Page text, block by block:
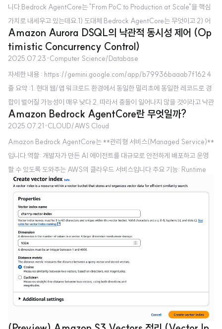
ent Manager 포지션으로 이직했습니다.제 멘토링은 국내에서 외국계 테크 기
업을 목표로 하는 신입/Early ..
니다.Bedrock AgentCore는 "From PoC to Production at Scale"을 핵심
가치로 내세우고 있는데요.1) 도대체 Bedrock AgentCore는 무엇이고 2) 어
떻게 PoC부터 Production까지, 그것도 대규모로 에이전트 서비스를 운영 할
수 있다는걸까요? AgentCore를 활용해 Context-Aware Meeting Assista
nt를 만들어보면서, Bedrock AgentCore를 이해해보겠습니다. 시나리오여
러분은 AnyCompany사의 개발자입니다. 그런데, 여러분 회사의 세일즈팀의
이직율이 너무 높아서, 고객 히스토리에 대한 인수 인계가 잘 안되고 있습니다.
담당 ..
Amazon Aurora DSQL의 낙관적 동시성 제어 (Op
timistic Concurrency Control)
2025.07.23 ·Computer Science/Database
자세한 내용 : https://gemini.google.com/app/b79936baaab7f162 4
줄 요약 :1. 현대 웹/앱 워크로드 환경에서 동일한 밀리초에 동일한 레코드로 경
합이 벌어질 가능성이 매우 낮다.2. 따라서 충돌이 일어나지 않을 것이라고 낙관
적으로 가정하고, 데이터베이스의 퍼포먼스를 챙긴다.3. 반짝 세일처럼, 동일한
밀리초에 동일한 레코드로 충돌이 벌어질 것 같으면 큐로 처리한다.4. 단, 트레
이드 오프로 애플리케이션 단에서 견고한 충돌 감지 및 리트라이 로직이 필요하
다. 낙관적 원칙: 조화를 가정하고 마지막에 검증하라낙관적 동시성 제어(OC
C)는 충돌이 드물 것이라는 "낙관적인" 가정에 기반합니다. 이 방식은 잠금의
선행 비용을 피함으로써 처리량을 극대화하는 데 우선순위를 둡니다...
Amazon Bedrock AgentCore란 무엇일까?
2025.07.21 ·CLOUD/AWS Cloud
Amazon Bedrock AgentCore는 **관리형 서비스(Managed Service)**
입니다.역할: 개발자가 만든 AI 에이전트를 대규모로 안전하게 배포하고 운영
할 수 있도록 도와주는 AWS의 클라우드 서비스입니다.주요 기능: Runtime
(실행 환경), Observability(모니터링), Identity(보안 및 접근 제어), Gatew
ay(외부 연결 관리) 등 운영에 필요한 인프라와 기능을 제공합니다.비유: 건축
가가 설계한 건물을 실제 지을 수 있는 안정적인 대지와 공사 현장, 그리고 감시
시스템을 제공하는 것과 같습니다. 개발자는 건물 자체의 설계도만 제공하면 나
머지는 AWS가 관리해 줍니다.결론: 두 기술의 관계LangChain과 Amazon B
edrock AgentCore는 서로 대..